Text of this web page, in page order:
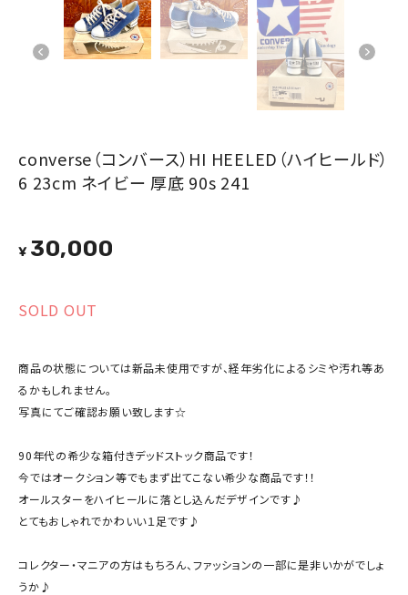
converse（コンバース）HI HEELED（ハイヒールド）
6 23cm ネイビー 厚底 90s 241
¥ 30,000
SOLD OUT
商品の状態については新品未使用ですが、経年劣化によるシミや汚れ等あ
るかもしれません。
写真にてご確認お願い致します☆
90年代の希少な箱付きデッドストック商品です！
今ではオークション等でもまず出てこない希少な商品です！！
オールスターをハイヒールに落とし込んだデザインです♪
とてもおしゃれでかわいい１足です♪
コレクター・マニアの方はもちろん、ファッションの一部に是非いかがでしょ
うか♪